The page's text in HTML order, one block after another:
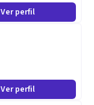
Ver perfil
Ver perfil